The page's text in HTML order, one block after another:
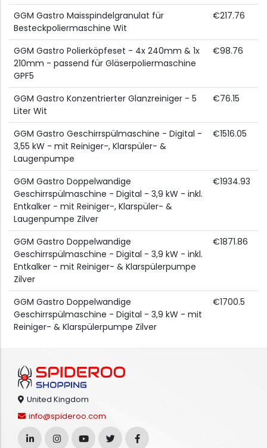
GGM Gastro Maisspindelgranulat für
Besteckpoliermaschine Wit
€217.76
GGM Gastro Polierköpfeset - 4x 240mm & 1x
210mm - passend für Gläserpoliermaschine
GPF5
€98.76
GGM Gastro Konzentrierter Glanzreiniger - 5
Liter Wit
€76.15
GGM Gastro Geschirrspülmaschine - Digital -
3,55 kW - mit Reiniger-, Klarspüler- &
Laugenpumpe
€1516.05
GGM Gastro Doppelwandige
Geschirrspülmaschine - Digital - 3,9 kW - inkl.
Entkalker - mit Reiniger-, Klarspüler- &
Laugenpumpe Zilver
€1934.93
GGM Gastro Doppelwandige
Geschirrspülmaschine - Digital - 3,9 kW - inkl.
Entkalker - mit Reiniger- & Klarspülerpumpe
Zilver
€1871.86
GGM Gastro Doppelwandige
Geschirrspülmaschine - Digital - 3,9 kW - mit
Reiniger- & Klarspülerpumpe Zilver
€1700.5
United Kingdom
info@spideroo.com